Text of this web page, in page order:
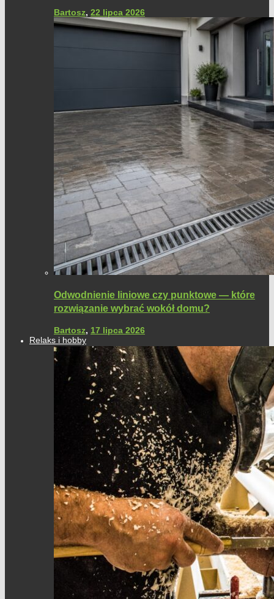
Bartosz, 22 lipca 2026
Odwodnienie liniowe czy punktowe — które
rozwiązanie wybrać wokół domu?
Bartosz, 17 lipca 2026
Relaks i hobby